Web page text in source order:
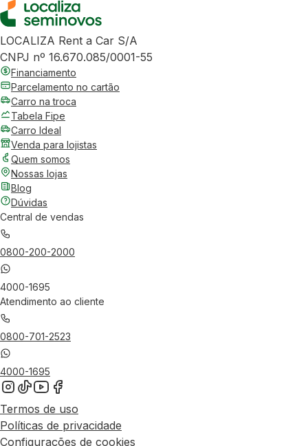
LOCALIZA Rent a Car S/A
CNPJ nº 16.670.085/0001-55
Financiamento
Parcelamento no cartão
Carro na troca
Tabela Fipe
Carro Ideal
Venda para lojistas
Quem somos
Nossas lojas
Blog
Dúvidas
Central de vendas
0800-200-2000
4000-1695
Atendimento ao cliente
0800-701-2523
4000-1695
Termos de uso
Políticas de privacidade
Configurações de cookies